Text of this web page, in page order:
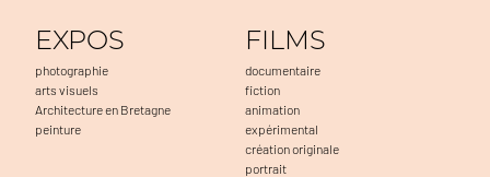
EXPOS
photographie
arts visuels
Architecture en Bretagne
peinture
FILMS
documentaire
fiction
animation
expérimental
création originale
portrait